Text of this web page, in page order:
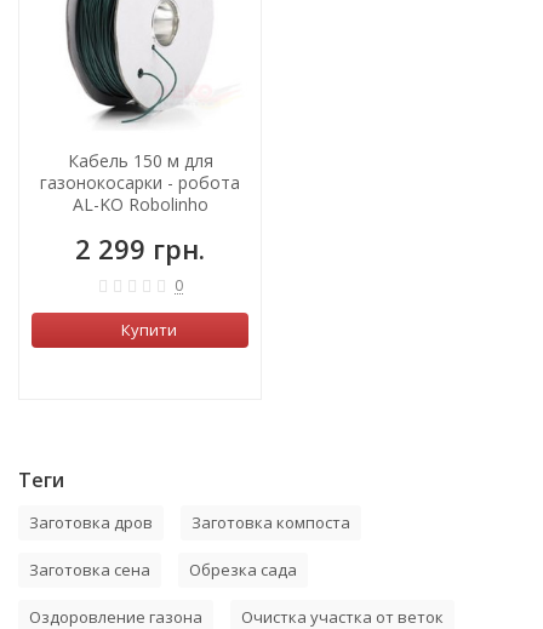
Кабель 150 м для
газонокосарки - робота
AL-KO Robolinho
2 299 грн.
0
Купити
Теги
Заготовка дров Заготовка компоста
Заготовка сена Обрезка сада
Оздоровление газона Очистка участка от веток